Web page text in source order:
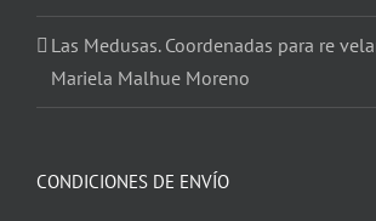
Las Medusas. Coordenadas para re
Mariela Malhue Moreno
CONDICIONES DE ENVÍO